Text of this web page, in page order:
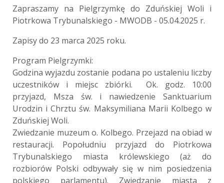
Zapraszamy na Pielgrzymkę do Zduńskiej Woli i
Piotrkowa Trybunalskiego - MWODB - 05.04.2025 r.
Zapisy do 23 marca 2025 roku.
Program Pielgrzymki:
Godzina wyjazdu zostanie podana po ustaleniu liczby
uczestników i miejsc zbiórki. Ok. godz. 10:00
przyjazd, Msza św. i nawiedzenie Sanktuarium
Urodzin i Chrztu św. Maksymiliana Marii Kolbego w
Zduńskiej Woli.
Zwiedzanie muzeum o. Kolbego. Przejazd na obiad w
restauracji. Popołudniu przyjazd do Piotrkowa
Trybunalskiego miasta królewskiego (aż do
rozbiorów Polski odbywały się w nim posiedzenia
polskiego parlamentu). Zwiedzanie miasta z